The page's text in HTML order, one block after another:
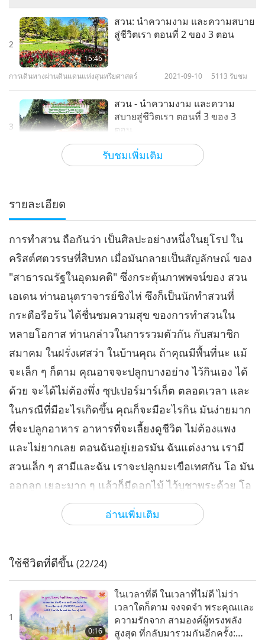
รับชมเพิ่มเติม
2
15:46
สวน: นำความงาม และความสบาย
สู่ชีวิตเรา ตอนที่ 2 ของ 3 ตอน
การเดินทางผ่านดินแดนแห่งสุนทรียศาสตร์ 2021-09-10 5113 รับชม
3
สวน - นำความงาม และความ
สบายสู่ชีวิตเรา ตอนที่ 3 ของ 3
ตอน
การเดินทางผ่านดินแดนแห่งสุนทรียศาสตร์ 2021-09-14
รายละเอียด
อ่านเพิ่มเติม
การทำสวน ถือกันว่า เป็นศิลปะอย่างหนึ่งในยุโรป ใน
คริสต์ศตวรรษที่สิบหก เมื่อมันกลายเป็นสัญลักษณ์ ของ
"สาธารณรัฐในอุดมคติ" ซึ่งกระตุ้นภาพพจน์ของ สวน
เอเดน ท่านอนุตราจารย์ชิงไห่ ซึงก็เป็นนักทำสวนที่
กระตือรือร้น ได้ชื่นชมความสุข ของการทำสวนใน
หลายโอกาส ท่านกล่าวในการรวมตัวกัน กับสมาชิก
สมาคม ในฝรั่งเศสว่า ในบ้านคุณ ถ้าคุณมีพื้นที่นะ แม้
จะเล็ก ๆ ก็ตาม คุณอาจจะปลูกบางอย่าง ไว้กินเอง ได้
ด้วย จะได้ไม่ต้องพึ่ง ซุปเปอร์มาร์เก็ต ตลอดเวลา และ
ในกรณีที่มีอะไรเกิดขึ้น คุณก็จะมีอะไรกิน มันง่ายมาก
ที่จะปลูกอาหาร อาหารที่จะเลี้ยงดูชีวิต ไม่ต้องแพง
และไม่ยากเลย ตอนฉันอยู่เยอรมัน ฉันแต่งงาน เรามี
สวนเล็ก ๆ สามีและฉัน เราจะปลูกมะเขือเทศกัน โอ มัน
ออกลูก เยอะมาก ๆ แล้วก็มีดอกไม้ ไว้บูชาพระด้วย โอ
มันโตเอา ๆ มีดอกไม้และมะเขือเทศเยอะมาก ฉันปลูก
สะระแหน่ด้วย แล้วก็ผักสลัด (สลัดเขียว) และผักชี มัน
รู้สึกดีมาก
ใช้ชีวิตที่ดีขึ้น (22/24)
1
0:16
ในเวลาที่ดี ในเวลาที่ไม่ดี ไม่ว่า
เวลาใดก็ตาม จงจดจำ พระคุณและ
ความรักจาก สามองค์ผู้ทรงพลัง
สูงสุด ที่กลับมารวมกันอีกครั้ง: